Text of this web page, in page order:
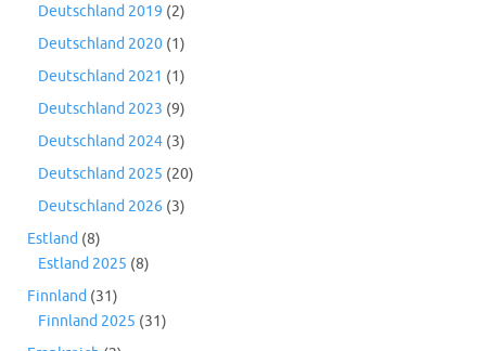
Deutschland 2019 (2)
Deutschland 2020 (1)
Deutschland 2021 (1)
Deutschland 2023 (9)
Deutschland 2024 (3)
Deutschland 2025 (20)
Deutschland 2026 (3)
Estland (8)
Estland 2025 (8)
Finnland (31)
Finnland 2025 (31)